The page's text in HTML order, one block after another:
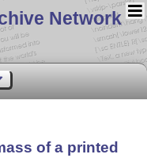
Network
of a printed